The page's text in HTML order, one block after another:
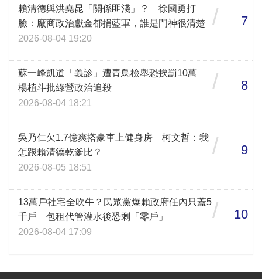
賴清德與洪堯昆「關係匪淺」？ 徐國勇打
臉：廠商政治獻金都捐藍軍，誰是門神很清楚
2026-08-04 19:20
/ 7
蘇一峰凱道「義診」遭青鳥檢舉恐挨罰10萬
楊植斗批綠營政治追殺
2026-08-04 18:21
/ 8
吳乃仁欠1.7億爽搭豪車上健身房 柯文哲：我
怎跟賴清德乾爹比？
2026-08-05 18:51
/ 9
13萬戶社宅全吹牛？民眾黨爆賴政府任內只蓋5
千戶 包租代管灌水後恐剩「零戶」
2026-08-04 17:09
/ 10